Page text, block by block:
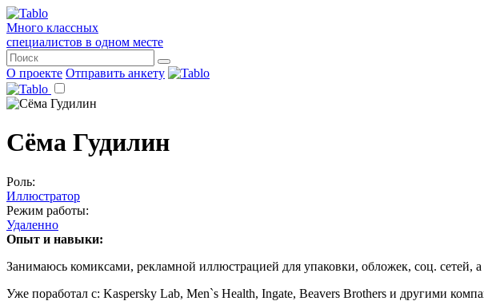
Много классных
специалистов в одном месте
О проекте Отправить анкету
Сёма Гудилин
Роль:
Иллюстратор
Режим работы:
Удаленно
Опыт и навыки:
Занимаюсь комиксами, рекламной иллюстрацией для упаковки, обложек, соц. сетей,
Уже поработал с: Kaspersky Lab, Men`s Health, Ingate, Beavers Brothers и другими